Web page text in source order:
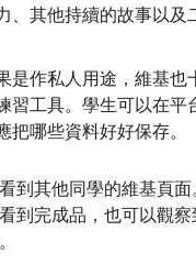
、其他持續的故事以及
是作私人用途，維基也
習工具。學生可以在平
哪些資料好好保存。
到其他同學的維基頁
到完成品，也可以觀